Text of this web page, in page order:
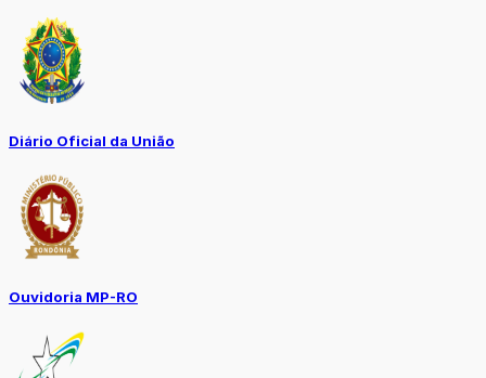
Diário Oficial da União
Ouvidoria MP-RO